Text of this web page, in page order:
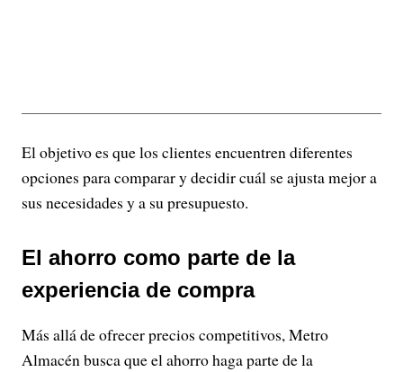
El objetivo es que los clientes encuentren diferentes
opciones para comparar y decidir cuál se ajusta mejor a
sus necesidades y a su presupuesto.
El ahorro como parte de la
experiencia de compra
Más allá de ofrecer precios competitivos, Metro
Almacén busca que el ahorro haga parte de la